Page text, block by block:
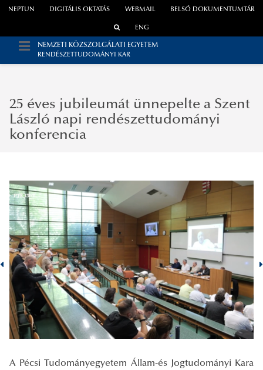
WEBMAIL
NEPTUN DIGITÁLIS OKTATÁS BELSŐ DOKUMENTUMTÁR
ENG
NEMZETI KÖZSZOLGÁLATI EGYETEM
RENDÉSZETTUDOMÁNYI KAR
25 éves jubileumát ünnepelte a Szent
László napi rendészettudományi
konferencia
A Pécsi Tudományegyetem Állam-és Jogtudományi Kara